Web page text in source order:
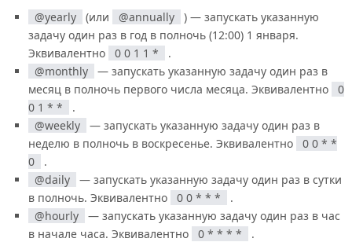
@yearly (или @annually
) — запускать указанную
задачу один раз в год в полночь (12:00) 1 января.
Эквивалентно
0 0 1 1 *
.
@monthly
— запускать указанную задачу один раз в
месяц в полночь первого числа месяца. Эквивалентно
0
0 1 * *
.
@weekly
— запускать указанную задачу один раз в
неделю в полночь в воскресенье. Эквивалентно
0 0 * *
0
.
@daily
— запускать указанную задачу один раз в сутки
в полночь. Эквивалентно
0 0 * * *
.
@hourly
— запускать указанную задачу один раз в час
в начале часа. Эквивалентно
0 * * * *
.